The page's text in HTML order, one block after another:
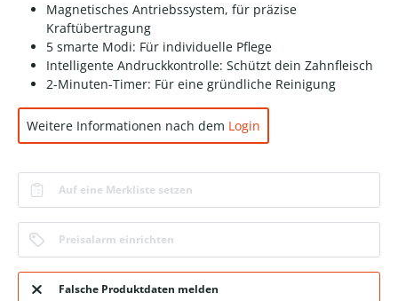
Magnetisches Antriebssystem, für präzise
Kraftübertragung
5 smarte Modi: Für individuelle Pflege
Intelligente Andruckkontrolle: Schützt dein Zahnfleisch
2-Minuten-Timer: Für eine gründliche Reinigung
Weitere Informationen nach dem Login
Auf eine Merkliste setzen
Preisalarm einrichten
Falsche Produktdaten melden